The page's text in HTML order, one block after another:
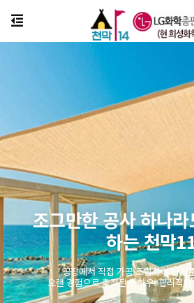
조그만한 공사 하나
하는 천막
공장에서 직접 가공 조립하여 납기
오랜 경험으로 축적된 노하우! 합리적